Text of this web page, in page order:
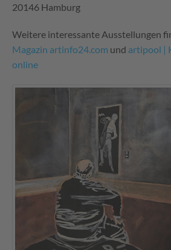
20146 Hamburg
Weitere interessante Ausstellungen
Magazin artinfo24.com und artipool |
online